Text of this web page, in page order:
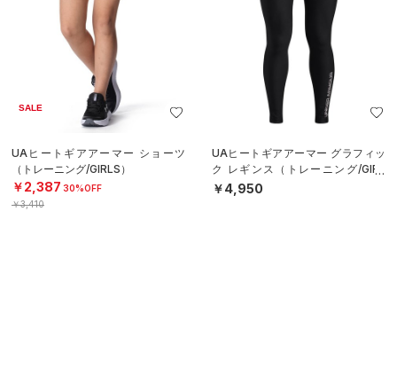
SALE
UAヒートギアアーマー ショーツ
（トレーニング/GIRLS）
￥2,387 30%OFF
￥3,410
UAヒートギアアーマー グラフィッ
ク レギンス（トレーニング/GIRL
S）
￥4,950